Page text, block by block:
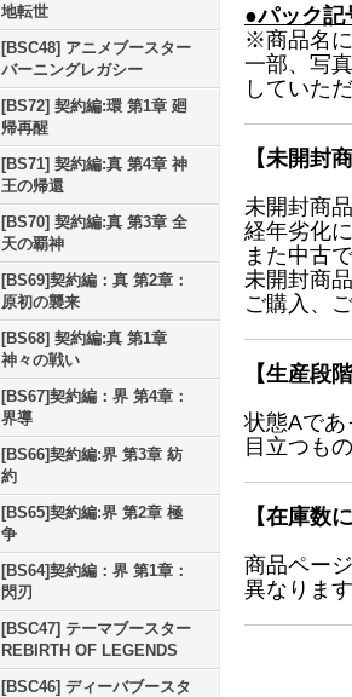
地転世
[BSC48] アニメブースター
バーニングレガシー
[BS72] 契約編:環 第1章 廻
帰再醒
[BS71] 契約編:真 第4章 神
王の帰還
[BS70] 契約編:真 第3章 全
天の覇神
[BS69]契約編：真 第2章：
原初の襲来
[BS68] 契約編:真 第1章
神々の戦い
[BS67]契約編：界 第4章：
界導
[BS66]契約編:界 第3章 紡
約
[BS65]契約編:界 第2章 極
争
[BS64]契約編：界 第1章：
閃刃
[BSC47] テーマブースター
REBIRTH OF LEGENDS
[BSC46] ディーバブースタ
●パック記
※商品名に
一部、写
していた
【未開封
未開封商
経年劣化
また中古
未開封商
ご購入、
【生産段
状態Aであ
目立つも
【在庫数
商品ペー
異なりま